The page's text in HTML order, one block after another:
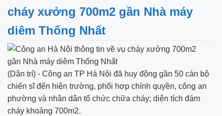
cháy xưởng 700m2 gần Nhà máy
diêm Thống Nhất
(Dân trí) - Công an TP Hà Nội đã huy động gần 50 cán bộ
chiến sĩ đến hiện trường, phối hợp chính quyền, công an
phường và nhân dân tổ chức chữa cháy; diện tích đám
cháy khoảng 700m2.